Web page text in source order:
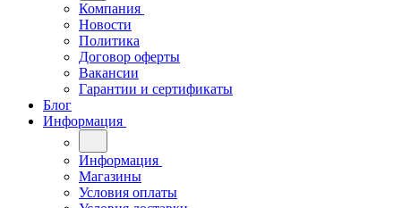
Компания
Новости
Политика
Договор оферты
Вакансии
Гарантии и сертификаты
Блог
Информация
Информация
Магазины
Условия оплаты